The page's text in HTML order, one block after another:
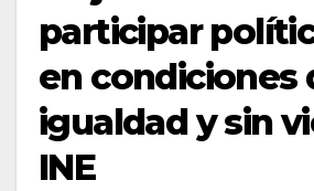
participar
en condiciones
igualdad y sin
INE